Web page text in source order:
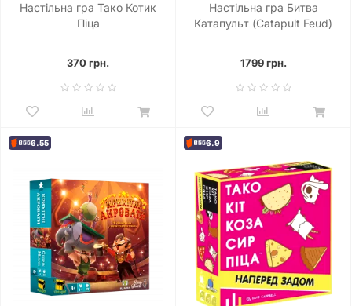
Настільна гра Тако Котик
Піца
370 грн.
Настільна гра Битва
Катапульт (Catapult Feud)
1799 грн.
6.55 6.9